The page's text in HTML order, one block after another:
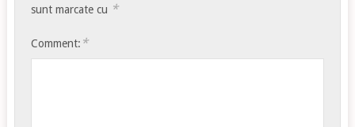
sunt marcate cu *
Comment: *